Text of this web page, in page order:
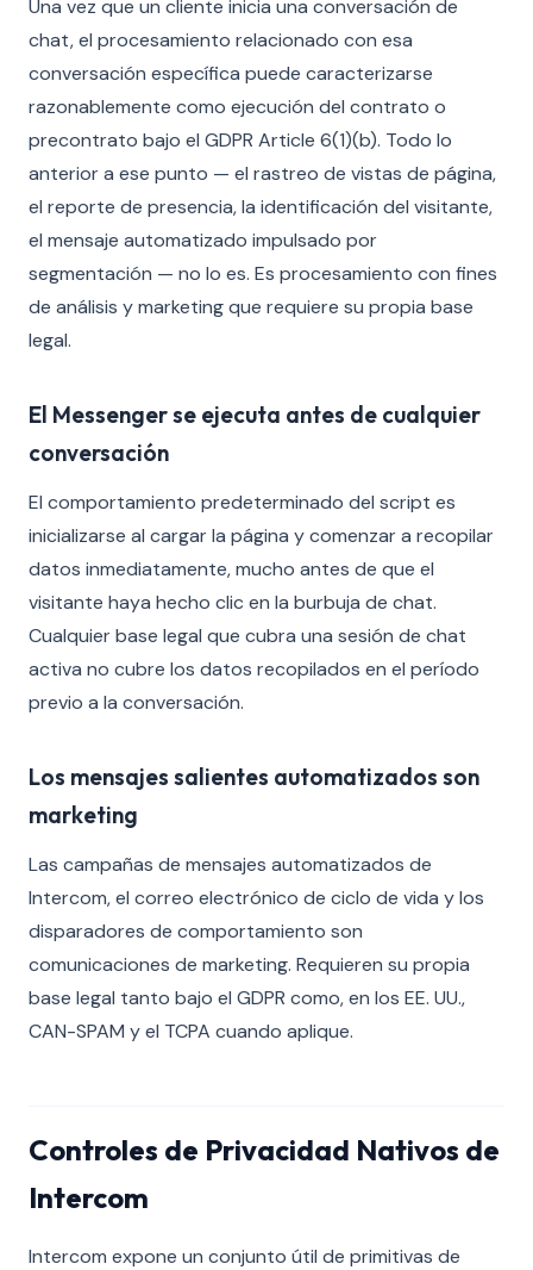
Una vez que un cliente inicia una conversación de
chat, el procesamiento relacionado con esa
conversación específica puede caracterizarse
razonablemente como ejecución del contrato o
precontrato bajo el GDPR Article 6(1)(b). Todo lo
anterior a ese punto — el rastreo de vistas de página,
el reporte de presencia, la identificación del visitante,
el mensaje automatizado impulsado por
segmentación — no lo es. Es procesamiento con fines
de análisis y marketing que requiere su propia base
legal.
El Messenger se ejecuta antes de cualquier
conversación
El comportamiento predeterminado del script es
inicializarse al cargar la página y comenzar a recopilar
datos inmediatamente, mucho antes de que el
visitante haya hecho clic en la burbuja de chat.
Cualquier base legal que cubra una sesión de chat
activa no cubre los datos recopilados en el período
previo a la conversación.
Los mensajes salientes automatizados son
marketing
Las campañas de mensajes automatizados de
Intercom, el correo electrónico de ciclo de vida y los
disparadores de comportamiento son
comunicaciones de marketing. Requieren su propia
base legal tanto bajo el GDPR como, en los EE. UU.,
CAN-SPAM y el TCPA cuando aplique.
Controles de Privacidad Nativos de
Intercom
Intercom expone un conjunto útil de primitivas de